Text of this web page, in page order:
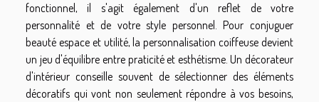
fonctionnel, il s'agit également d'un reflet de votre
personnalité et de votre style personnel. Pour conjuguer
beauté espace et utilité, la personnalisation coiffeuse devient
un jeu d'équilibre entre praticité et esthétisme. Un décorateur
d'intérieur conseille souvent de sélectionner des éléments
décoratifs qui vont non seulement répondre à vos besoins,